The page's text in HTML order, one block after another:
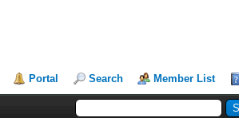
Portal Search Member List